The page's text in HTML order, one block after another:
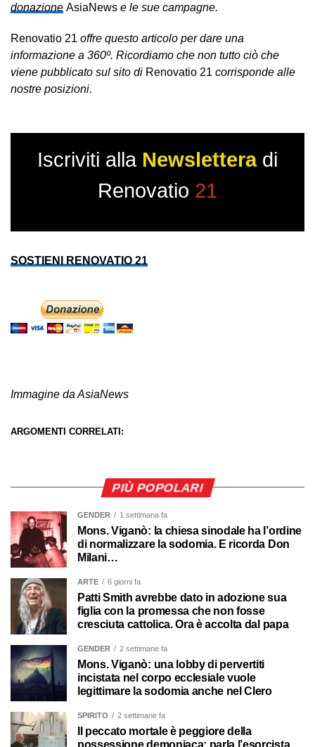
donazione AsiaNews e le sue campagne.
Renovatio 21 offre questo articolo per dare una
informazione a 360º. Ricordiamo che non tutto ciò che
viene pubblicato sul sito di Renovatio 21 corrisponde alle
nostre posizioni.
Iscriviti alla Newslettera di
Renovatio 21
SOSTIENI RENOVATIO 21
Immagine da AsiaNews
ARGOMENTI CORRELATI:
PIÙ POPOLARI
GENDER 1 settimana fa
Mons. Viganò: la chiesa sinodale ha l’ordine
di normalizzare la sodomia. E ricorda Don
Milani…
ARTE 6 giorni fa
Patti Smith avrebbe dato in adozione sua
figlia con la promessa che non fosse
cresciuta cattolica. Ora è accolta dal papa
GENDER 2 settimane fa
Mons. Viganò: una lobby di pervertiti
incistata nel corpo ecclesiale vuole
legittimare la sodomia anche nel Clero
SPIRITO 2 settimane fa
Il peccato mortale è peggiore della
possessione demoniaca: parla l’esorcista